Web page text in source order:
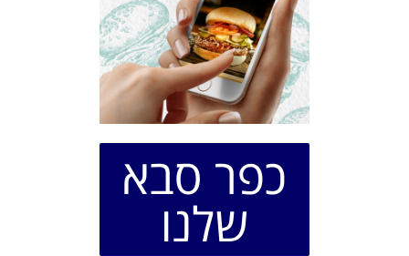
כפר סבא
שלנו